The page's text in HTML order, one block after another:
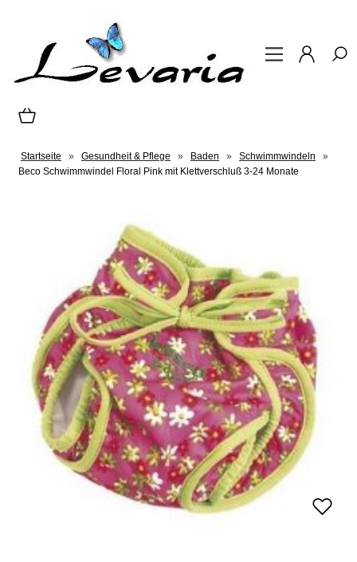
Startseite » Gesundheit & Pflege » Baden » Schwimmwindeln
»
Beco Schwimmwindel Floral Pink mit Klettverschluß 3-24 Monate